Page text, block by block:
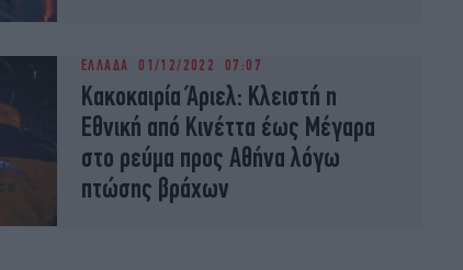
ΕΛΛΑΔΑ 01/12/2022 07:07
Κακοκαιρία Άριελ: Κλειστή η
Εθνική από Κινέττα έως Μέγαρα
στο ρεύμα προς Αθήνα λόγω
πτώσης βράχων